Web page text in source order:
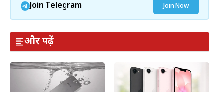
Join Telegram Join Now
और पढ़ें